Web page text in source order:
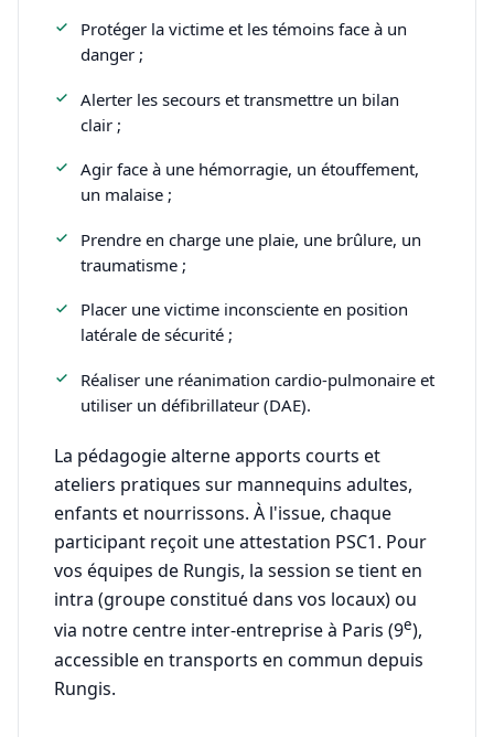
Protéger la victime et les témoins face à un
danger ;
Alerter les secours et transmettre un bilan
clair ;
Agir face à une hémorragie, un étouffement,
un malaise ;
Prendre en charge une plaie, une brûlure, un
traumatisme ;
Placer une victime inconsciente en position
latérale de sécurité ;
Réaliser une réanimation cardio-pulmonaire et
utiliser un défibrillateur (DAE).
La pédagogie alterne apports courts et
ateliers pratiques sur mannequins adultes,
enfants et nourrissons. À l'issue, chaque
participant reçoit une attestation PSC1. Pour
vos équipes de Rungis, la session se tient en
intra (groupe constitué dans vos locaux) ou
via notre centre inter-entreprise à Paris (9e),
accessible en transports en commun depuis
Rungis.